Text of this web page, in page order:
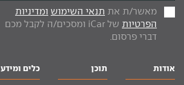
מאשר/ת את תנאי השימוש ומדיניות
הפרטיות
של iCar ומסכים/ה לקבל מכם
דברי פרסום.
אודות תוכן כלים ומידע